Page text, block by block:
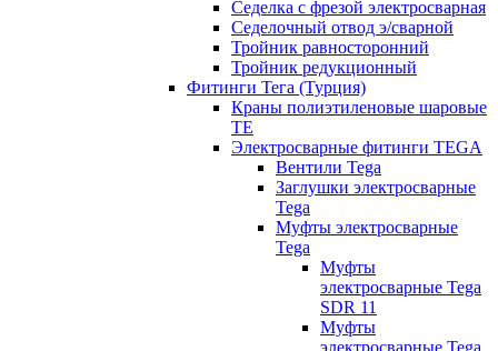
Седелка с фрезой электросварная
Седелочный отвод э/сварной
Тройник равносторонний
Тройник редукционный
Фитинги Тега (Турция)
Краны полиэтиленовые шаровые
TE
Электросварные фитинги TEGA
Вентили Tega
Заглушки электросварные
Tega
Муфты электросварные
Tega
Муфты
электросварные Tega
SDR 11
Муфты
электросварные Tega